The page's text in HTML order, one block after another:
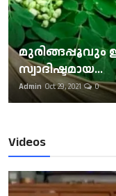
മുരിങ്ങപ്പൂവും
സ്വാദിഷ്ടമായ...
Admin Oct 29, 2021 0
Videos